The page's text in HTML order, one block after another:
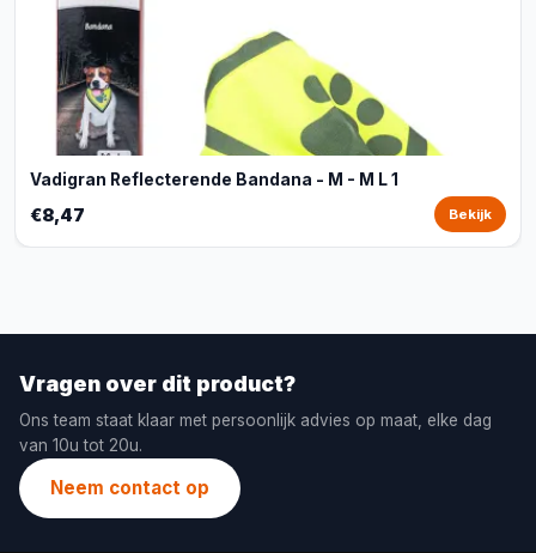
Vadigran Reflecterende Bandana - M - M L 1
€8,47 Bekijk
Vragen over dit product?
Ons team staat klaar met persoonlijk advies op maat, elke dag
van 10u tot 20u.
Neem contact op